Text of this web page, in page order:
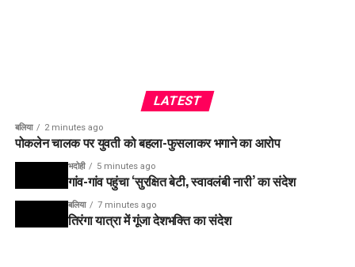
LATEST
बलिया 2 minutes ago
पोकलेन चालक पर युवती को बहला-फुसलाकर भगाने का आरोप
भदोही 5 minutes ago
गांव-गांव पहुंचा ‘सुरक्षित बेटी, स्वावलंबी नारी’ का संदेश
बलिया 7 minutes ago
तिरंगा यात्रा में गूंजा देशभक्ति का संदेश